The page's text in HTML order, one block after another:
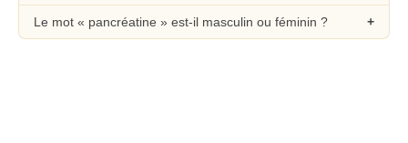
Le mot « pancréatine » est-il masculin ou féminin ?